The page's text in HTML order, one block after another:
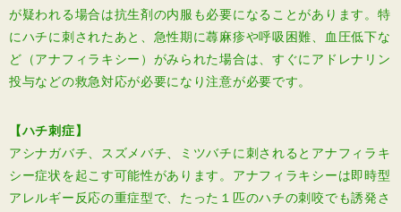
が疑われる場合は抗生剤の内服も必要になることがあります。特
にハチに刺されたあと、急性期に蕁麻疹や呼吸困難、血圧低下な
ど（アナフィラキシー）がみられた場合は、すぐにアドレナリン
投与などの救急対応が必要になり注意が必要です。
【ハチ刺症】
アシナガバチ、スズメバチ、ミツバチに刺されるとアナフィラキ
シー症状を起こす可能性があります。アナフィラキシーは即時型
アレルギー反応の重症型で、たった１匹のハチの刺咬でも誘発さ